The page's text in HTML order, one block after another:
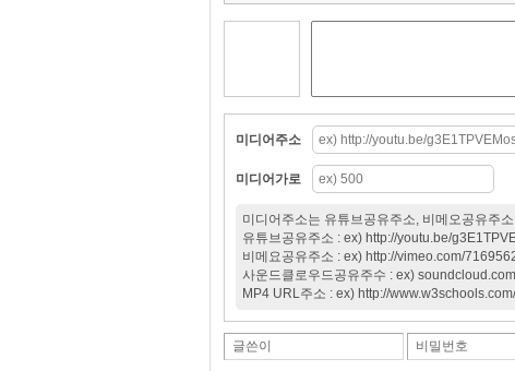
미디어주소
미디어가로
미디어주소는 유튜브공유주소, 비메오공유주
유튜브공유주소 : ex) http://youtu.be/
비메요공유주소 : ex) http://vimeo.com/
사운드클로우드공유주수 : ex)
MP4 URL주소 : ex) http://
글쓴이 비밀번호